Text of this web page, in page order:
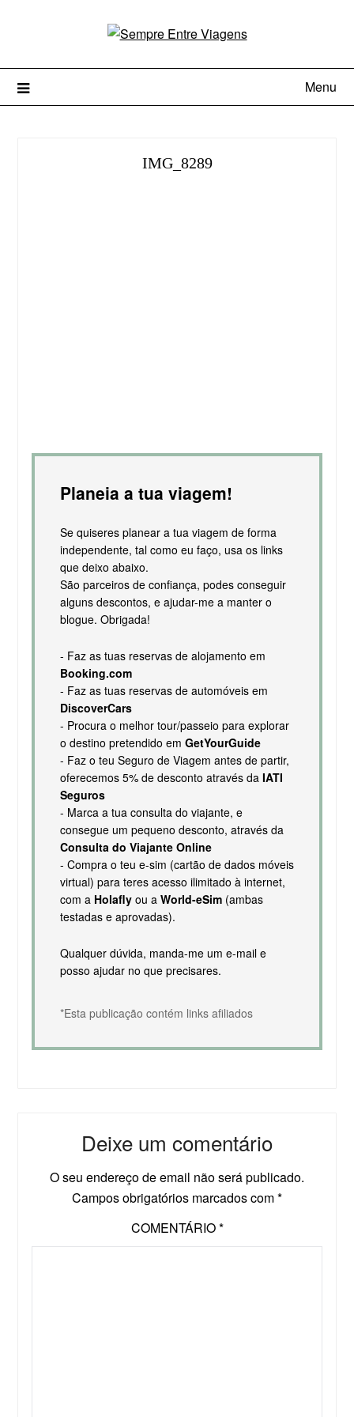
Menu
IMG_8289
Planeia a tua viagem!
Se quiseres planear a tua viagem de forma
independente, tal como eu faço, usa os links
que deixo abaixo.
São parceiros de confiança, podes conseguir
alguns descontos, e ajudar-me a manter o
blogue. Obrigada!
- Faz as tuas reservas de alojamento em
Booking.com
- Faz as tuas reservas de automóveis em
DiscoverCars
- Procura o melhor tour/passeio para explorar
o destino pretendido em GetYourGuide
- Faz o teu Seguro de Viagem antes de partir,
oferecemos 5% de desconto através da IATI
Seguros
- Marca a tua consulta do viajante, e
consegue um pequeno desconto, através da
Consulta do Viajante Online
- Compra o teu e-sim (cartão de dados móveis
virtual) para teres acesso ilimitado à internet,
com a Holaflyou a World-eSim(ambas
testadas e aprovadas).
Qualquer dúvida, manda-me um e-mail e
posso ajudar no que precisares.
*Esta publicação contém links afiliados
Deixe um comentário
O seu endereço de email não será publicado.
Campos obrigatórios marcados com*
COMENTÁRIO*